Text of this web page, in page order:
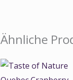
Ähnliche